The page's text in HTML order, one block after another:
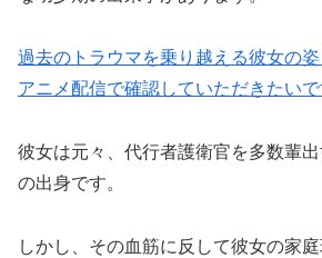
過去のトラウマを乗り越える彼女の
アニメ配信で確認していただきたいで
彼女は元々、代行者護衛官を多数輩
の出身です。
しかし、その血筋に反して彼女の家